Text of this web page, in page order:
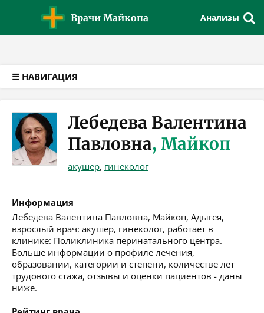
Врачи Майкопа Анализы
☰ НАВИГАЦИЯ
Лебедева Валентина
Павловна, Майкоп
акушер, гинеколог
Информация
Лебедева Валентина Павловна, Майкоп, Адыгея,
взрослый врач: акушер, гинеколог, работает в
клинике: Поликлиника перинатального центра.
Больше информации о профиле лечения,
образовании, категории и степени, количестве лет
трудового стажа, отзывы и оценки пациентов - даны
ниже.